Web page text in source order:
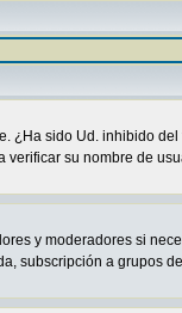
¿Ha sido Ud. inhibido
su nombre de
y moderadores si
subscripción a grupos